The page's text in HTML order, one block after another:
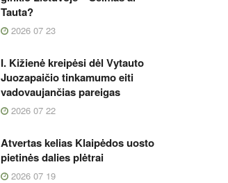
Tauta?
2026 07 23
I. Kižienė kreipėsi dėl Vytauto
Juozapaičio tinkamumo eiti
vadovaujančias pareigas
2026 07 22
Atvertas kelias Klaipėdos uosto
pietinės dalies plėtrai
2026 07 19